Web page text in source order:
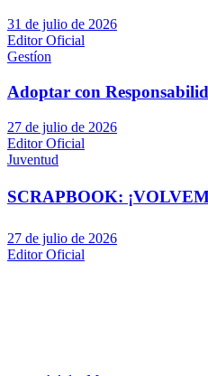
31 de julio de 2026
Editor Oficial
Gestíon
Adoptar con
27 de julio de 2026
Editor Oficial
Juventud
SCRAPBOOK:
27 de julio de 2026
Editor Oficial